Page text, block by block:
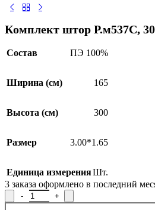
Комплект штор Р.м537С,
Состав ПЭ 100%
Ширина (см) 165
Высота (см) 300
Размер 3.00*1.65
Единица измеренияШт.
3 заказа оформлено в последний
Количество товара Комплект штор